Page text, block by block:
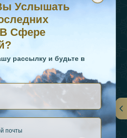
Нет :+442034682356
+971552944761
Услышать
Сфере
рассылку и будьте в